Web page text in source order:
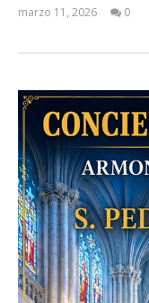
marzo 11, 2026
0